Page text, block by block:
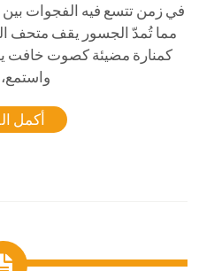
في زمن تتسع فيه الفجوات
كمنارة مضيئة كصوت خافت
أكمل